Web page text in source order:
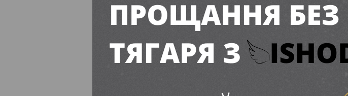
Читайте також:
ТОП-5 портативних станцій: від 8 до 30 тисяч гривень
ПІДПИСУЙТЕСЬ